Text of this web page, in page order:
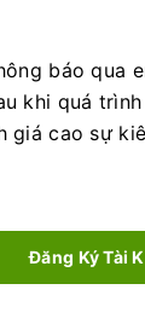
báo qua
khi quá
giá cao sự
Đăng Ký Tài